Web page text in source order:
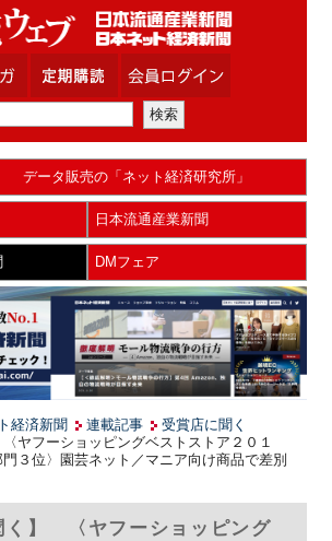
データ販売の「ネット経済研究所」
日本流通産業新聞
DMフェア
経済新聞 連載記事
受賞店に聞く
ヤフーショッピングベストストア２０１
３位〉園芸ネット／マニア向け商品で差別
く】 〈ヤフーショッピング